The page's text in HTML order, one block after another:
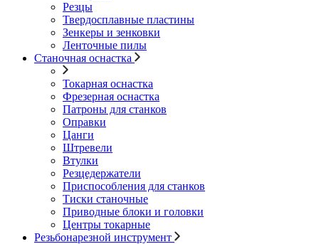
Резцы
Твердосплавные пластины
Зенкеры и зенковки
Ленточные пилы
Станочная оснастка
Токарная оснастка
Фрезерная оснастка
Патроны для станков
Оправки
Цанги
Штревели
Втулки
Резцедержатели
Приспособления для станков
Тиски станочные
Приводные блоки и головки
Центры токарные
Резьбонарезной инструмент